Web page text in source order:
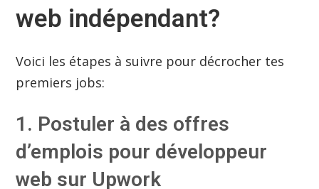
web indépendant?
Voici les étapes à suivre pour décrocher tes
premiers jobs:
1. Postuler à des offres
d’emplois pour développeur
web sur Upwork